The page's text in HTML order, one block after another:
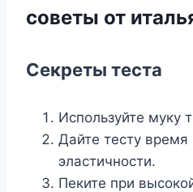
советы от
Секреты теста
Используйте муку
Дайте тесту время
эластичности.
Пеките при